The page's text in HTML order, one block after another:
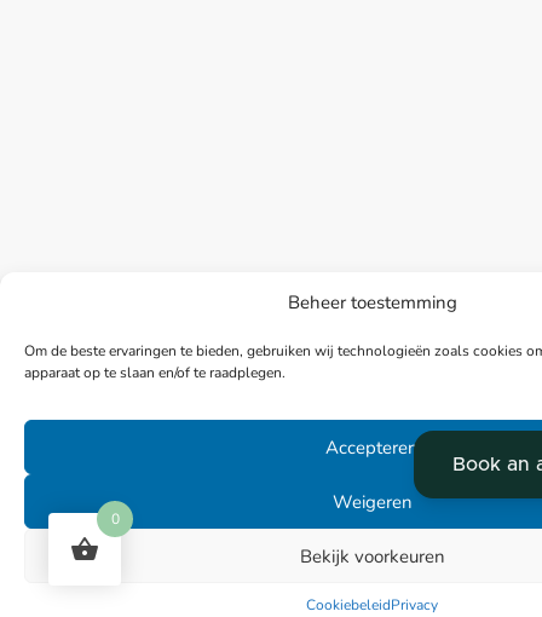
Beheer toestemming
Om de beste ervaringen te bieden, gebruiken wij technologieën zoals cookies
apparaat op te slaan en/of te raadplegen.
Accepteren
Weigeren
Bekijk voorkeuren
CookiebeleidPrivacy
0